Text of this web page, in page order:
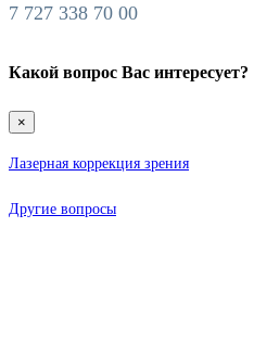
7 727 338 70 00
Какой вопрос Вас интересует?
×
Лазерная коррекция зрения
Другие вопросы